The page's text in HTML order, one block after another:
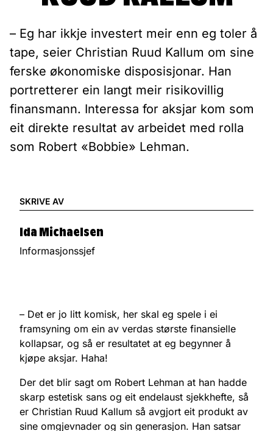
– Eg har ikkje investert meir enn eg toler å
tape, seier Christian Ruud Kallum om sine
ferske økonomiske disposisjonar. Han
portretterer ein langt meir risikovillig
finansmann. Interessa for aksjar kom som
eit direkte resultat av arbeidet med rolla
som Robert «Bobbie» Lehman.
SKRIVE AV
Ida Michaelsen
Informasjonssjef
– Det er jo litt komisk, her skal eg spele i ei
framsyning om ein av verdas største finansielle
kollapsar, og så er resultatet at eg begynner å
kjøpe aksjar. Haha!
Der det blir sagt om Robert Lehman at han hadde
skarp estetisk sans og eit endelaust sjekkhefte, så
er Christian Ruud Kallum så avgjort eit produkt av
sine omgjevnader og sin generasjon. Han satsar